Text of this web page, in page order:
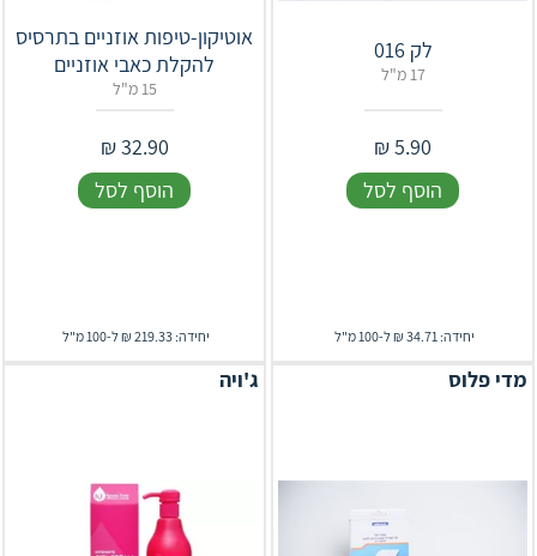
לק 016
17 מ"ל
5.90
₪
הוסף לסל
יחידה: 34.71 ₪ ל-100 מ"ל
אוטיקון-טיפות אוזניים בתרסיס
להקלת כאבי אוזניים
15 מ"ל
32.90
₪
הוסף לסל
יחידה: 219.33 ₪ ל-100 מ"ל
מדי פלוס ג'ויה